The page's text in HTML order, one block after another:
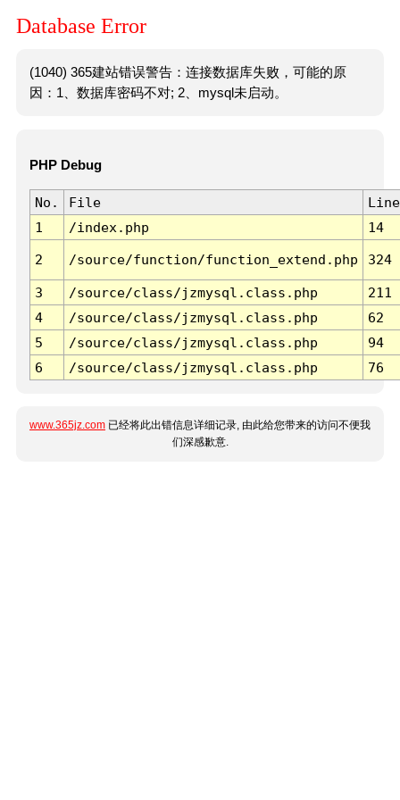
Database Error
(1040) 365建站错误警告：连接数据库失败，可能的原
因：1、数据库密码不对; 2、mysql未启动。
PHP Debug
No. File
Line
1
/index.php 14
2 /source/function/function_extend.php 324
3 /source/class/jzmysql.class.php
211
4
/source/class/jzmysql.class.php
62
5
/source/class/jzmysql.class.php
94
6
/source/class/jzmysql.class.php 76
www.365jz.com 已经将此出错信息详细记录, 由此给您带来的访问不便我
们深感歉意.